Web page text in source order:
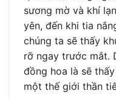
sương mờ và khí
yên, đến khi tia
chúng ta sẽ thấy
rỡ ngay trước mắt.
đồng hoa là sẽ
một thế giới thần